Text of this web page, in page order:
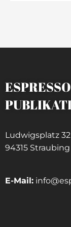
ESPRESSO
Ludwigsplatz 32
94315 Straubing
E-Mail: